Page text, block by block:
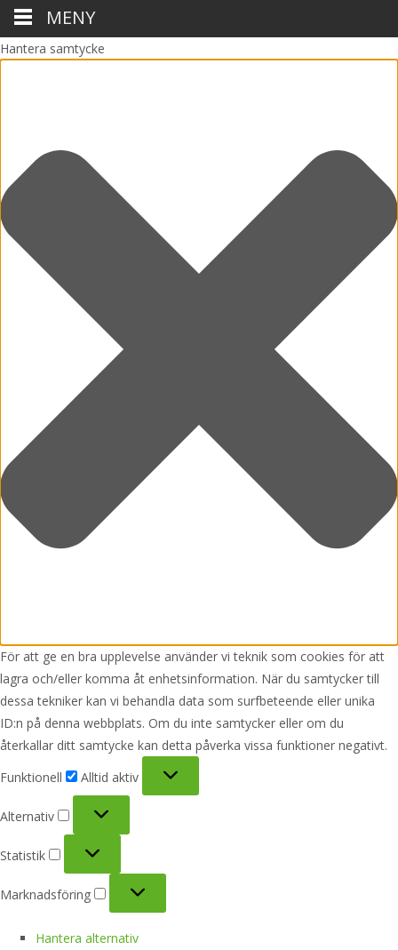
Hantera samtycke
För att ge en bra upplevelse använder vi teknik som cookies för att
lagra och/eller komma åt enhetsinformation. När du samtycker till
dessa tekniker kan vi behandla data som surfbeteende eller unika
ID:n på denna webbplats. Om du inte samtycker eller om du
återkallar ditt samtycke kan detta påverka vissa funktioner negativt.
Funktionell
Alltid aktiv
Alternativ
Statistik
Marknadsföring
Hantera alternativ
MENY